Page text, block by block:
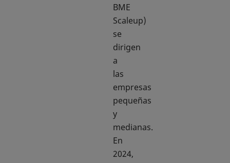
BME
Scaleup)
se
dirigen
a
las
empresas
pequeñas
y
medianas.
En
2024,